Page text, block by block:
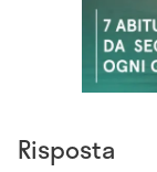
Risposta